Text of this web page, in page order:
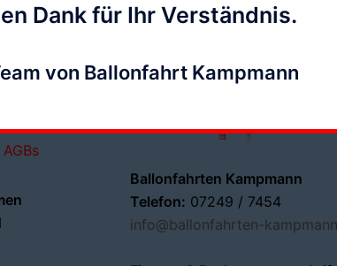
AGBs
Ballonfahrten Kampmann
Telefon: 07249 / 7454
info@ballonfahrten-
Dank für Ihr Verständnis.
von Ballonfahrt Kampmann